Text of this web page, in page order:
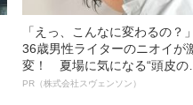
「えっ、こんなに変わるの？」
36歳男性ライターのニオイが
変！ 夏場に気になる“頭皮の
オイ”や“ベタつき”を解消す
PR（株式会社スヴェンソン）